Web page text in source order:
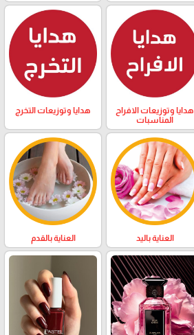
هدايا وتوزيعات الافراح
المناسبات
هدايا وتوزيعات التخرج
العناية باليد العناية بالقدم